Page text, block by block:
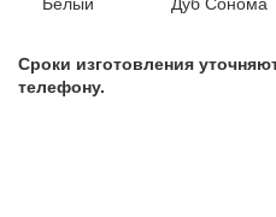
Сроки изготовления
телефону.